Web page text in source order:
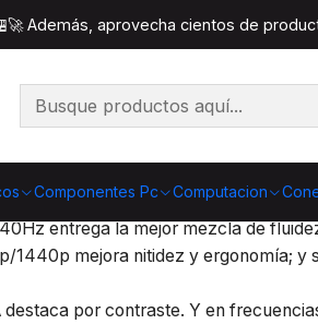
Componentes Pc Computacion
Además, aprovecha cientos de
Inicio Componentes Pc
además de resoluciones 1080p,
entrega la mejor mezcla de
mejora nitidez y ergonomía;
por contraste. Y en